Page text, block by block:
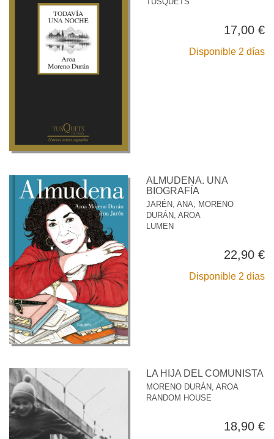
17,00 €
Disponible 2 días
ALMUDENA. UNA
BIOGRAFÍA
JARÉN, ANA; MORENO
DURÁN, AROA
LUMEN
22,90 €
Disponible 2 días
LA HIJA DEL COMUNISTA
MORENO DURÁN, AROA
RANDOM HOUSE
18,90 €